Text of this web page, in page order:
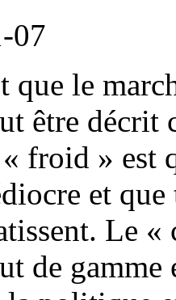
07
que le
être
froid » est
et
Le
de gamme